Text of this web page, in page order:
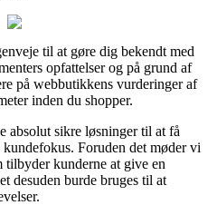
til at gøre dig bekendt med
opfattelser og på grund af
på webbutikkens vurderinger af
inden du shopper.
absolut sikre løsninger til at få
Foruden det møder vi
tilbyder kunderne at give en
desuden burde bruges til at